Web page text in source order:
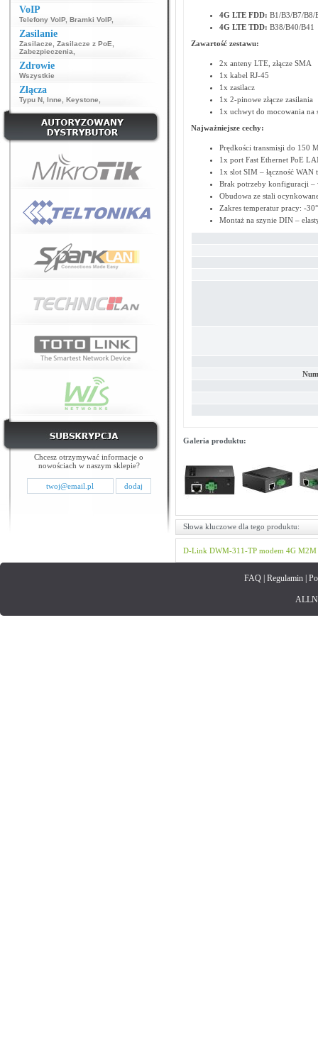
VoIP
Telefony VoIP, Bramki VoIP,
Zasilanie
Zasilacze Zasilacze z PoE
Zabezpieczenia
Zdrowie
Wszystkie
Złącza
Typu N Inne Keystone
Chcesz otrzymywać informacje o
nowościach w naszym sklepie?
4G LTE FDD: B1/B3/B7/B8/
4G LTE TDD: B38/B40/B41
Zawartość zestawu:
2x anteny LTE, złącze SMA
1x kabel RJ-45
1x zasilacz
1x 2-pinowe złącze zasilania
1x uchwyt do mocowania na
Najważniejsze cechy:
Prędkości transmisji do 150
1x port Fast Ethernet PoE
1x slot SIM – łączność
Brak potrzeby konfiguracji –
Obudowa ze stali
Zakres temperatur pracy: -
Montaż na szynie DIN –
Galeria produktu:
Słowa kluczowe dla tego produktu:
D-Link DWM-311-TP modem 4G M2M
FAQ| Regulamin|